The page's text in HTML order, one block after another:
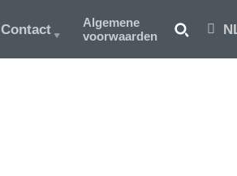
Contact
Algemene
voorwaarden